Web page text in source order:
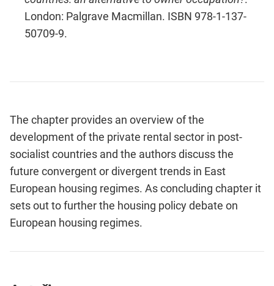
London: Palgrave Macmillan. ISBN 978-1-137-
50709-9.
The chapter provides an overview of the
development of the private rental sector in post-
socialist countries and the authors discuss the
future convergent or divergent trends in East
European housing regimes. As concluding chapter it
sets out to further the housing policy debate on
European housing regimes.